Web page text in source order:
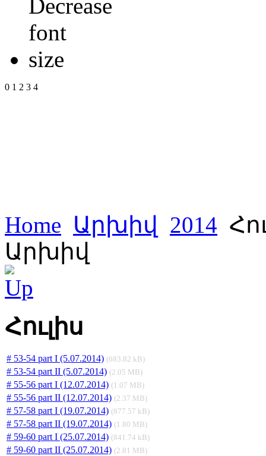
0 1 2 3 4
Home Արխիվ 2014
Արխիվ
Հուլիս
# 53-54 part I (5.07.2014) (683.82 kB)
# 53-54 part II (5.07.2014) (2.05 MB)
# 55-56 part I (12.07.2014) (1.07 MB)
# 55-56 part II (12.07.2014) (2.37 MB)
# 57-58 part I (19.07.2014) (877.57 kB)
# 57-58 part II (19.07.2014) (1.80 MB)
# 59-60 part I (25.07.2014) (841.74 kB)
# 59-60 part II (25.07.2014) (2.81 MB)